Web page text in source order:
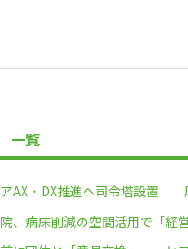
一覧
アAX・DX推進へ司令塔設置
、病床削減の空間活用で「